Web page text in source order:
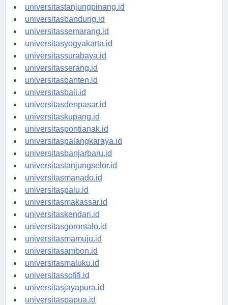
universitastanjungpinang.id
universitasbandung.id
universitassemarang.id
universitasyogyakarta.id
universitassurabaya.id
universitasserang.id
universitasbanten.id
universitasbali.id
universitasdenpasar.id
universitaskupang.id
universitaspontianak.id
universitaspalangkaraya.id
universitasbanjarbaru.id
universitastanjungselor.id
universitasmanado.id
universitaspalu.id
universitasmakassar.id
universitaskendari.id
universitasgorontalo.id
universitasmamuju.id
universitasambon.id
universitasmaluku.id
universitassofifi.id
universitasjayapura.id
universitaspapua.id